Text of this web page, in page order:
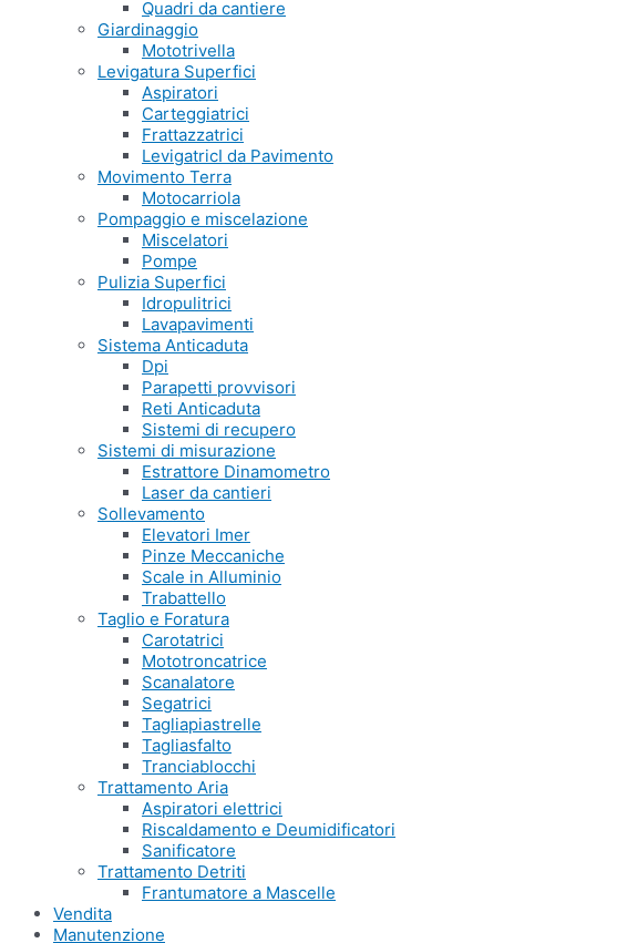
Quadri da cantiere
Giardinaggio
Mototrivella
Levigatura Superfici
Aspiratori
Carteggiatrici
Frattazzatrici
LevigatricI da Pavimento
Movimento Terra
Motocarriola
Pompaggio e miscelazione
Miscelatori
Pompe
Pulizia Superfici
Idropulitrici
Lavapavimenti
Sistema Anticaduta
Dpi
Parapetti provvisori
Reti Anticaduta
Sistemi di recupero
Sistemi di misurazione
Estrattore Dinamometro
Laser da cantieri
Sollevamento
Elevatori Imer
Pinze Meccaniche
Scale in Alluminio
Trabattello
Taglio e Foratura
Carotatrici
Mototroncatrice
Scanalatore
Segatrici
Tagliapiastrelle
Tagliasfalto
Tranciablocchi
Trattamento Aria
Aspiratori elettrici
Riscaldamento e Deumidificatori
Sanificatore
Trattamento Detriti
Frantumatore a Mascelle
Vendita
Manutenzione